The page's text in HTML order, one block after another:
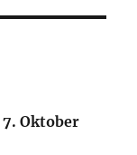
7. Oktober